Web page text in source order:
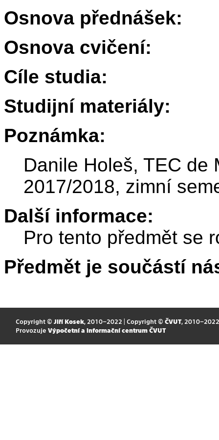
Osnova přednášek:
Osnova cvičení:
Cíle studia:
Studijní materiály:
Poznámka:
Danile Holeš, TEC de
2017/2018, zimní
Další informace:
Pro tento předmět se
Předmět je součástí
Copyright © Jiří Kosek, 2010–2022 | Copyright © ČVUT, 2010–2022
Provozuje Výpočetní a informační centrum ČVUT